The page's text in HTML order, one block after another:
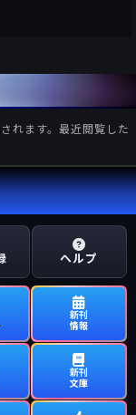
れます。最近閲覧した
ヘルプ
新刊
情報
新刊
文庫